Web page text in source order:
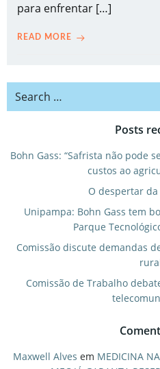
para enfrentar […]
READ MORE
Search
Posts
Bohn Gass: “Safrista não pode
custos ao
O despertar
Unipampa: Bohn Gass tem
Parque
Comissão discute demandas
Comissão de Trabalho
Maxwell Alves em MEDICINA